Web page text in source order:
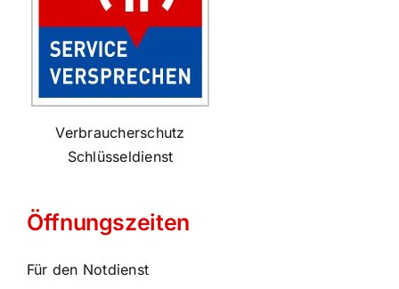
Verbraucherschutz
Schlüsseldienst
Öffnungszeiten
Für den Notdienst